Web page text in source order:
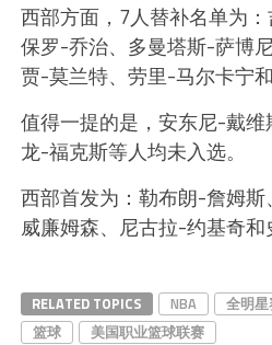
西部方面，7人替补名单为：
保罗-乔治、多曼塔斯-萨博
贾-莫兰特、劳里-马尔卡宁
值得一提的是，安东尼-戴
龙-福克斯等人均未入选。
西部首发为：勒布朗-詹姆
威廉姆森、尼古拉-约基奇和
RELATED TOPICS NBA 全明
篮球
美国职业篮球联赛